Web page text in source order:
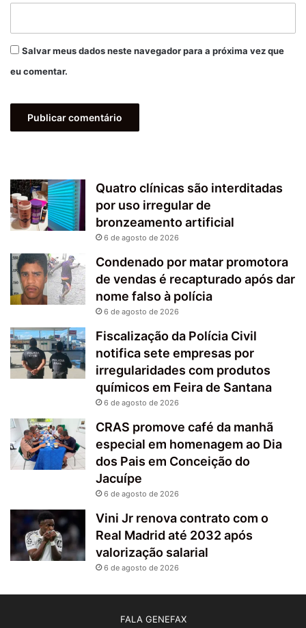
Salvar meus dados neste navegador para a próxima vez que
eu comentar.
Quatro clínicas são interditadas
por uso irregular de
bronzeamento artificial
6 de agosto de 2026
Condenado por matar promotora
de vendas é recapturado após dar
nome falso à polícia
6 de agosto de 2026
Fiscalização da Polícia Civil
notifica sete empresas por
irregularidades com produtos
químicos em Feira de Santana
6 de agosto de 2026
CRAS promove café da manhã
especial em homenagem ao Dia
dos Pais em Conceição do
Jacuípe
6 de agosto de 2026
Vini Jr renova contrato com o
Real Madrid até 2032 após
valorização salarial
6 de agosto de 2026
FALA GENEFAX